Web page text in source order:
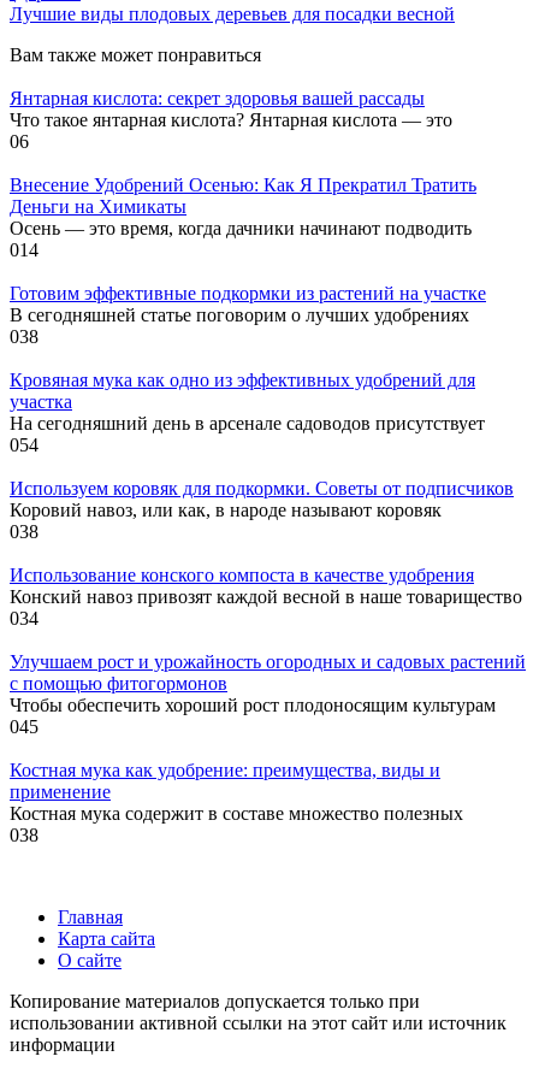
Лучшие виды плодовых деревьев для посадки весной
Вам также может понравиться
Янтарная кислота: секрет здоровья вашей рассады
Что такое янтарная кислота? Янтарная кислота — это
06
Внесение Удобрений Осенью: Как Я Прекратил Тратить
Деньги на Химикаты
Осень — это время, когда дачники начинают подводить
014
Готовим эффективные подкормки из растений на участке
В сегодняшней статье поговорим о лучших удобрениях
038
Кровяная мука как одно из эффективных удобрений для
участка
На сегодняшний день в арсенале садоводов присутствует
054
Используем коровяк для подкормки. Советы от подписчиков
Коровий навоз, или как, в народе называют коровяк
038
Использование конского компоста в качестве удобрения
Конский навоз привозят каждой весной в наше товарищество
034
Улучшаем рост и урожайность огородных и садовых растений
с помощью фитогормонов
Чтобы обеспечить хороший рост плодоносящим культурам
045
Костная мука как удобрение: преимущества, виды и
применение
Костная мука содержит в составе множество полезных
038
Главная
Карта сайта
О сайте
Копирование материалов допускается только при
использовании активной ссылки на этот сайт или источник
информации